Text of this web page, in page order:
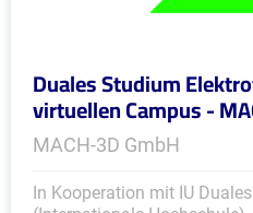
Duales Studium
virtuellen Campus -
MACH-3D GmbH
In Kooperation mit IU